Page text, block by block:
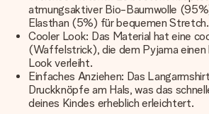
atmungsaktiver Bio-Baumwolle
Elasthan (5%) für bequemen Stretch.
Cooler Look: Das Material hat eine
(Waffelstrick), die dem Pyjama
Look verleiht.
Einfaches Anziehen: Das
Druckknöpfe am Hals, was das
deines Kindes erheblich erleichtert.